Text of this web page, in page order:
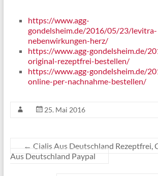
https://www.agg-
gondelsheim.de/2016/05/23/levitra-
nebenwirkungen-herz/
https://www.agg-gondelsheim.de/
original-rezeptfrei-bestellen/
https://www.agg-gondelsheim.de/
online-per-nachnahme-bestellen/
25. Mai 2016
← Cialis Aus Deutschland Rezeptfrei,
Aus Deutschland Paypal